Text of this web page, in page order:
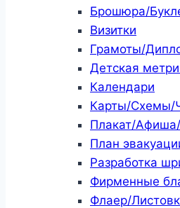
Брошюра/
Визитки
Грамоты/
Детская
Календари
Карты/Схемы/
Плакат/
План
Разработка
Фирменные
Флаер/